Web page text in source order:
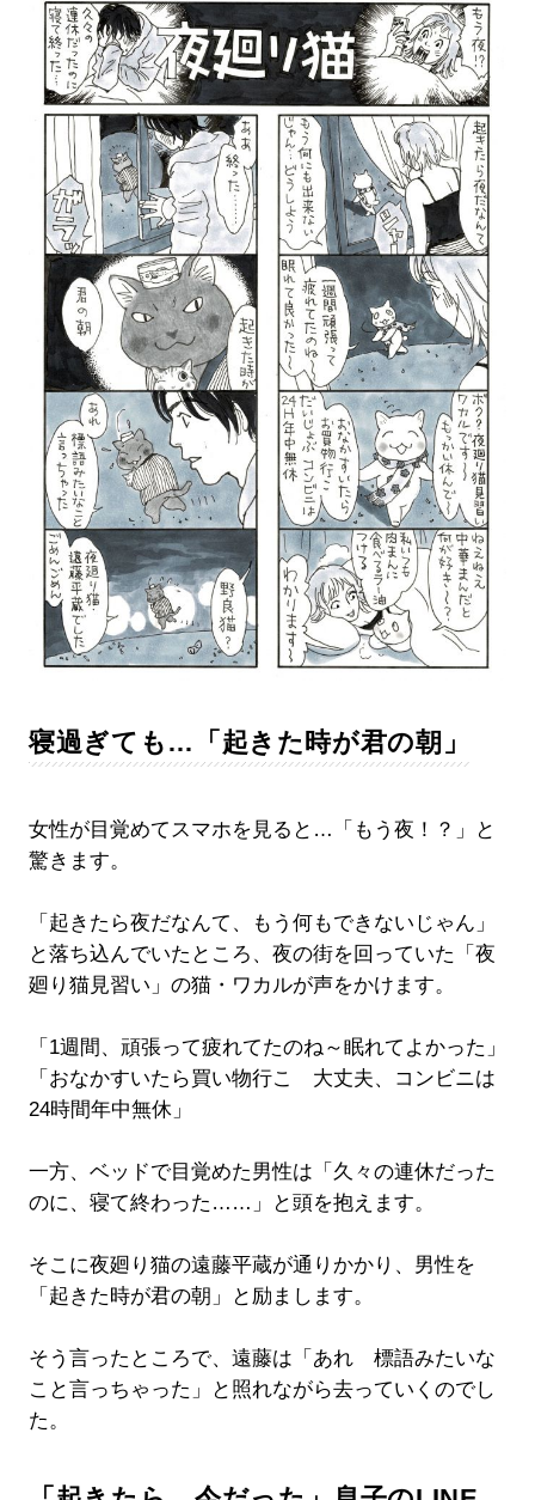
寝過ぎても…「起きた時が君の朝」
女性が目覚めてスマホを見ると…「もう夜！？」と
驚きます。
「起きたら夜だなんて、もう何もできないじゃん」
と落ち込んでいたところ、夜の街を回っていた「夜
廻り猫見習い」の猫・ワカルが声をかけます。
「1週間、頑張って疲れてたのね～眠れてよかった」
「おなかすいたら買い物行こ 大丈夫、コンビニは
24時間年中無休」
一方、ベッドで目覚めた男性は「久々の連休だった
のに、寝て終わった……」と頭を抱えます。
そこに夜廻り猫の遠藤平蔵が通りかかり、男性を
「起きた時が君の朝」と励まします。
そう言ったところで、遠藤は「あれ 標語みたいな
こと言っちゃった」と照れながら去っていくのでし
た。